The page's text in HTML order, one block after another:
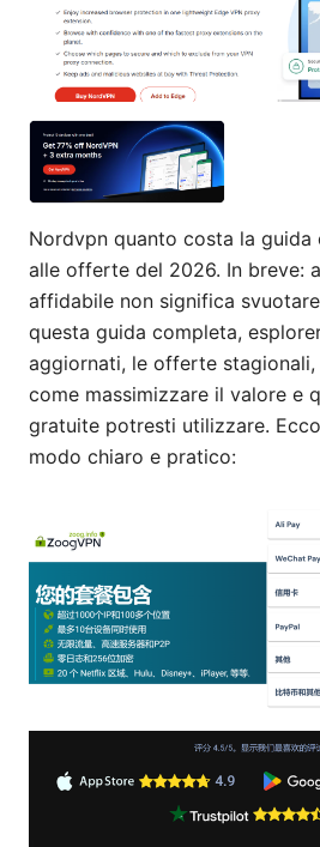
Nordvpn quanto costa la
alle offerte del 2026. In breve:
affidabile non significa
questa guida completa,
aggiornati, le offerte
come massimizzare il valore e
gratuite potresti utilizzare.
modo chiaro e pratico: